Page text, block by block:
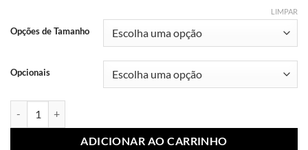
R$ 10,99
Opções de Tamanho
Opcionais
LIMPAR
ADICIONAR AO CARRINHO